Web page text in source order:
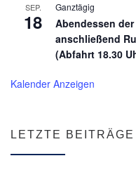
SEP.
18
Ganztägig
Abendessen
anschließend
(Abfahrt 18.30
Kalender Anzeigen
LETZTE BEITRÄGE